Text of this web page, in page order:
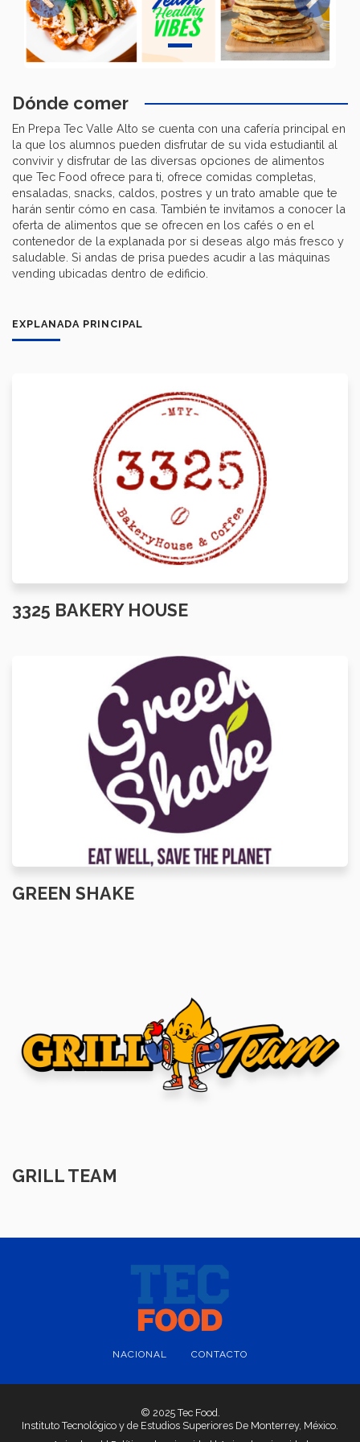
Previous Next
Dónde comer
En Prepa Tec Valle Alto se cuenta con una cafería principal en
la que los alumnos pueden disfrutar de su vida estudiantil al
convivir y disfrutar de las diversas opciones de alimentos
que Tec Food ofrece para ti, ofrece comidas completas,
ensaladas, snacks, caldos, postres y un trato amable que te
harán sentir cómo en casa. También te invitamos a conocer la
oferta de alimentos que se ofrecen en los cafés o en el
contenedor de la explanada por si deseas algo más fresco y
saludable. Si andas de prisa puedes acudir a las máquinas
vending ubicadas dentro de edificio.
EXPLANADA PRINCIPAL
3325 BAKERY HOUSE
GREEN SHAKE
GRILL TEAM
NACIONAL CONTACTO
© 2025 Tec Food.
Instituto Tecnológico y de Estudios Superiores De Monterrey, México.